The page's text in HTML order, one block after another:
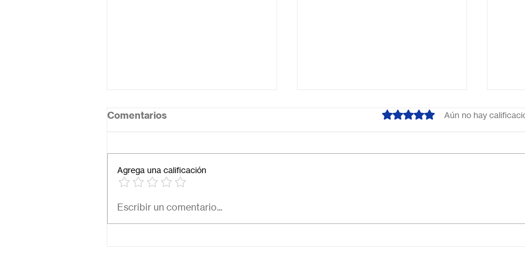
Necesito una secundaria
Comentarios Obtuvo 0 de 5 estrellas.
Aún no hay
Agrega una calificación
Escribir un comentario...